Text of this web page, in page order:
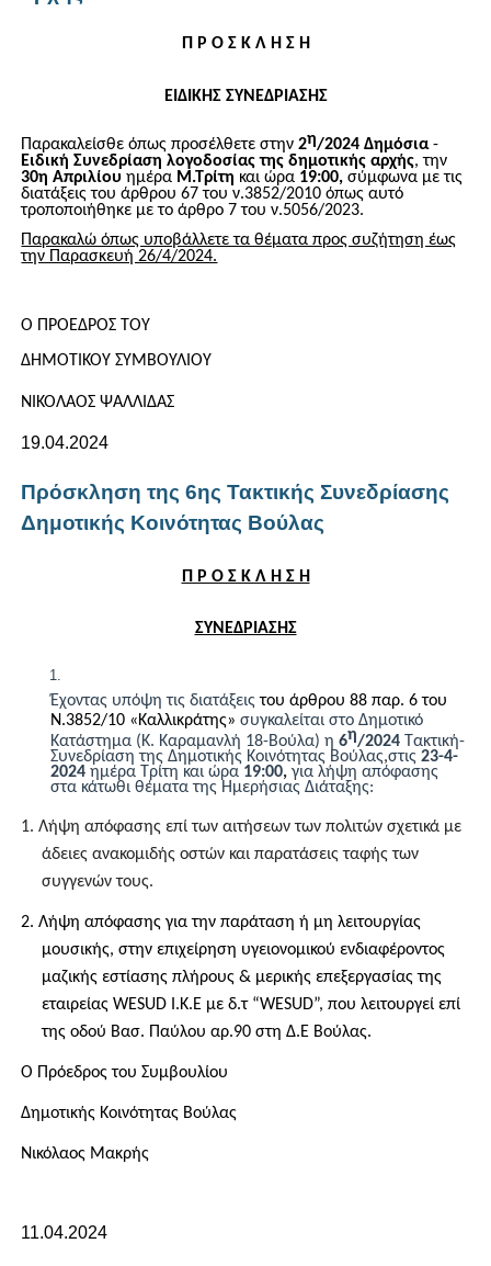
Π Ρ Ο Σ Κ Λ Η Σ Η
ΕΙΔΙΚΗΣ ΣΥΝΕΔΡΙΑΣΗΣ
Παρακαλείσθε όπως προσέλθετε στην2η/2024 Δημόσια -
Ειδική Συνεδρίαση λογοδοσίας της δημοτικής αρχής, την
30η Απριλίου ημέρα Μ.Τρίτη και ώρα 19:00, σύμφωνα με τις
διατάξεις του άρθρου 67 του ν.3852/2010 όπως αυτό
τροποποιήθηκε με το άρθρο 7 του ν.5056/2023.
Παρακαλώ όπως υποβάλλετε τα θέματα προς συζήτηση έως
την Παρασκευή 26/4/2024.
O ΠΡΟΕΔΡΟΣ ΤΟΥ
ΔΗΜΟΤΙΚΟΥ ΣΥΜΒΟΥΛΙΟΥ
ΝΙΚΟΛΑΟΣ ΨΑΛΛΙΔΑΣ
19.04.2024
Πρόσκληση της 6ης Τακτικής Συνεδρίασης
Δημοτικής Κοινότητας Βούλας
Π Ρ Ο Σ Κ Λ Η Σ Η
ΣΥΝΕΔΡΙΑΣΗΣ
Έχοντας υπόψη τις διατάξειςτου άρθρου 88 παρ. 6 του
Ν.3852/10 «Καλλικράτης»συγκαλείται στο Δημοτικό
Κατάστημα (Κ. Καραμανλή 18-Βούλα) η 6η/2024
Τακτική-
Συνεδρίαση της Δημοτικής Κοινότητας Βούλας,στις 23-4-
2024 ημέρα Τρίτη και ώρα 19:00, για λήψη απόφασης
στα κάτωθι θέματα της Ημερήσιας Διάταξης:
1. Λήψη απόφασης επί των αιτήσεων των πολιτών σχετικά με
άδειες ανακομιδής οστών και παρατάσεις ταφής των
συγγενών τους.
2.Λήψη απόφασης για την παράταση ή μη λειτουργίας
μουσικής, στην επιχείρηση υγειονομικού ενδιαφέροντος
μαζικής εστίασης πλήρους & μερικής επεξεργασίας της
εταιρείαςWESUD I.K.E με δ.τ “WESUD”,που λειτουργεί επί
της οδού Βασ. Παύλου αρ.90 στη Δ.Ε Βούλας.
Ο Πρόεδρος του Συμβουλίου
Δημοτικής Κοινότητας Βούλας
Νικόλαος Μακρής
11.04.2024